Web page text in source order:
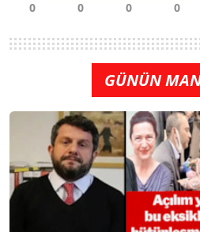
GÜNÜN